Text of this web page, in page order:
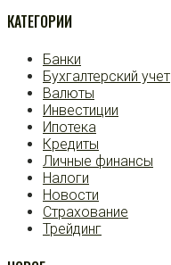
КАТЕГОРИИ
Банки
Бухгалтерский учет
Валюты
Инвестиции
Ипотека
Кредиты
Личные финансы
Налоги
Новости
Страхование
Трейдинг